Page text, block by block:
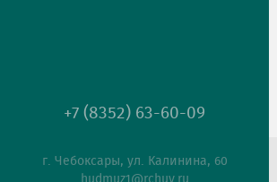
+7 (8352) 63-60-09
г. Чебоксары, ул. Калинина, 60
hudmuz1@rchuv.ru